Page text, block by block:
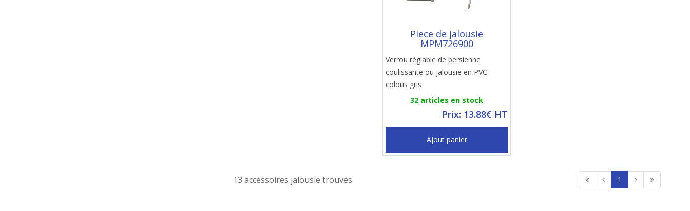
Piece de jalousie
MPM726900
Verrou réglable de persienne
coulissante ou jalousie en PVC
coloris gris
32 articles en stock
Prix: 13.88€ HT
Ajout panier
13 accessoires jalousie trouvés 1